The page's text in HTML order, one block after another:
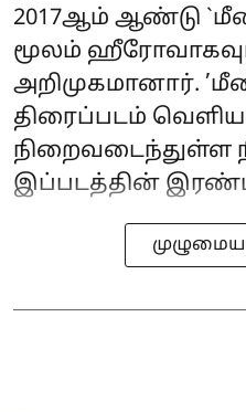
2017ஆம் ஆண்டு
மூலம்
அறிமுகமானார்.
திரைப்படம்
நிறைவடைந்துள்ள
இப்படத்தின்